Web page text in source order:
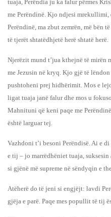
tuaja, Perëndia ju ka falur përmes
me Perëndinë. Kjo ndjesi mrekullimi,
Perëndinë, ma zbut zemrën, më bën
të tjerët shtatëdhjetë herë shtatë herë.
Njerëzit mund t’jua kthejnë të mirën
me Jezusin në kryq. Kjo gjë të
pushtoheni prej hidhërimit. Mos e
ligat tuaja janë falur dhe mos u
Mahnituni që keni paqe me
është larguar tej.
Vazhdoni t’i besoni Perëndisë. Ai e
e tij – jo marrëdhëniet tuaja,
si gjënë më supreme në sëndyqin e
Atëherë do të jeni si engjëjt: lavdi
gjëja e parë. Paqe mes popullit të tij